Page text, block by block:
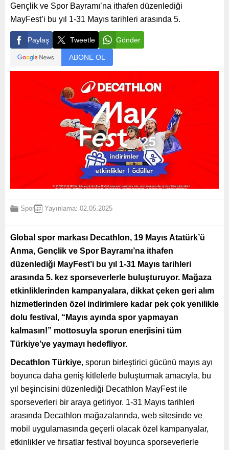
Gençlik ve Spor Bayramı’na ithafen düzenlediği
MayFest’i bu yıl 1-31 Mayıs tarihleri arasında 5.
Paylaş Tweetle Gönder
ABONE OL
Spor Yayınlama: 02.05.2025
Global spor markası Decathlon, 19 Mayıs Atatürk’ü
Anma, Gençlik ve Spor Bayramı’na ithafen
düzenlediği MayFest’i bu yıl 1-31 Mayıs tarihleri
arasında 5. kez sporseverlerle buluşturuyor. Mağaza
etkinliklerinden kampanyalara, dikkat çeken geri alım
hizmetlerinden özel indirimlere kadar pek çok yenilikle
dolu festival, “Mayıs ayında spor yapmayan
kalmasın!” mottosuyla sporun enerjisini tüm
Türkiye’ye yaymayı hedefliyor.
Decathlon Türkiye, sporun birleştirici gücünü mayıs ayı
boyunca daha geniş kitlelerle buluşturmak amacıyla, bu
yıl beşincisini düzenlediği Decathlon MayFest ile
sporseverleri bir araya getiriyor. 1-31 Mayıs tarihleri
arasında Decathlon mağazalarında, web sitesinde ve
mobil uygulamasında geçerli olacak özel kampanyalar,
etkinlikler ve fırsatlar festival boyunca sporseverlerle